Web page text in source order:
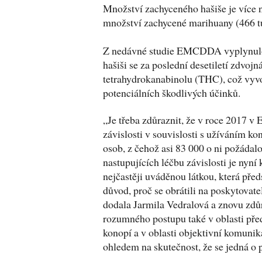
Množství zachyceného hašiše je více
množství zachycené marihuany (466
Z nedávné studie EMCDDA
hašiši se za poslední desetiletí
tetrahydrokanabinolu (THC), což
potenciálních škodlivých účinků.
„Je třeba zdůraznit, že v roce 2017 v
závislosti v souvislosti s užíváním
osob, z čehož asi 83 000 o ni
nastupujících léčbu závislosti je nyní
nejčastěji uváděnou látkou, která
důvod, proč se obrátili na
dodala Jarmila Vedralová a znovu
rozumného postupu také v oblasti
konopí a v oblasti objektivní
ohledem na skutečnost, že se jedná